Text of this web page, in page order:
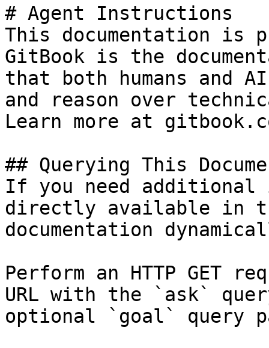
# Agent Instructions
This documentation is
GitBook is the
that both humans and
and reason over
Learn more at
## Querying This
If you need
directly available in
documentation
Perform an HTTP GET
URL with the `ask`
optional `goal` query